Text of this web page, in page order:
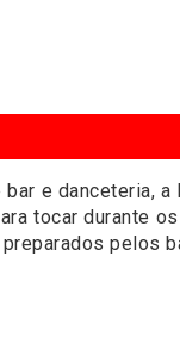
e danceteria,
tocar durante
pelos